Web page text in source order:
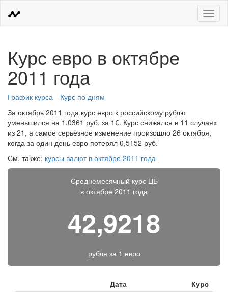
Меню
Курс евро в октябре
2011 года
График курса
Курс по дням
За октябрь 2011 года курс евро к российскому рублю
уменьшился на 1,0361 руб. за 1€. Курс снижался в 11 случаях
из 21, а самое серьёзное изменение произошло 26 октября,
когда за один день евро потерял 0,5152 руб.
См. также: курсы валют в октябре 2011 года
Среднемесячный курс ЦБ
в октябре 2011 года
42,9218
рубля за 1 евро
Дата
Курс